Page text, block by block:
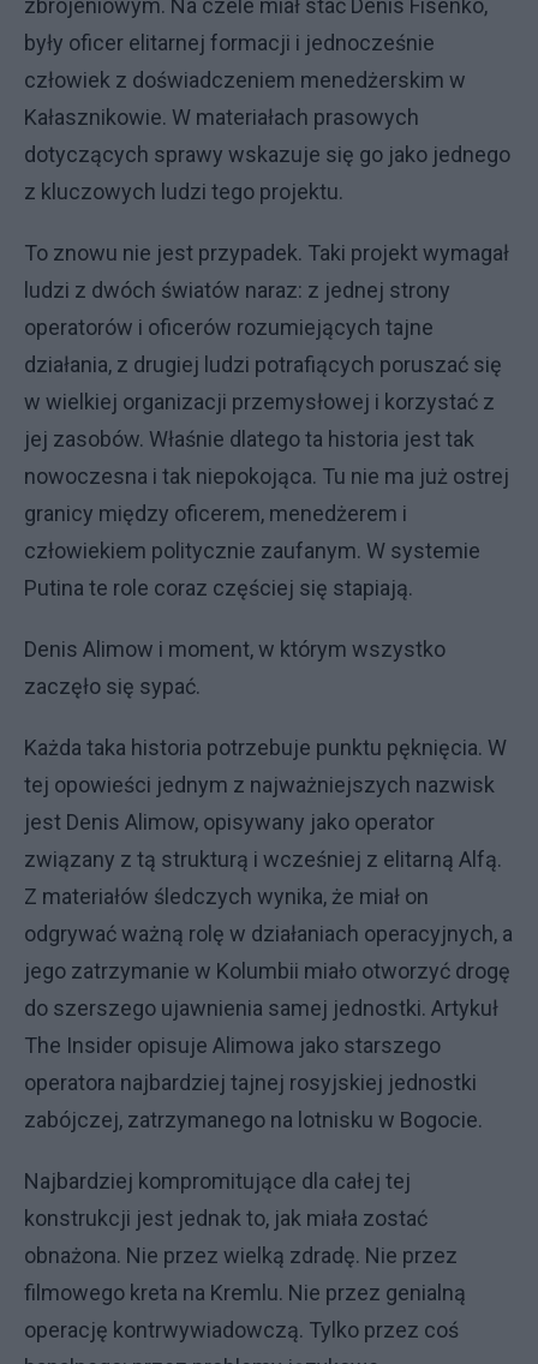
zbrojeniowym. Na czele miał stać Denis Fisenko,
były oficer elitarnej formacji i jednocześnie
człowiek z doświadczeniem menedżerskim w
Kałasznikowie. W materiałach prasowych
dotyczących sprawy wskazuje się go jako jednego
z kluczowych ludzi tego projektu.
To znowu nie jest przypadek. Taki projekt wymagał
ludzi z dwóch światów naraz: z jednej strony
operatorów i oficerów rozumiejących tajne
działania, z drugiej ludzi potrafiących poruszać się
w wielkiej organizacji przemysłowej i korzystać z
jej zasobów. Właśnie dlatego ta historia jest tak
nowoczesna i tak niepokojąca. Tu nie ma już ostrej
granicy między oficerem, menedżerem i
człowiekiem politycznie zaufanym. W systemie
Putina te role coraz częściej się stapiają.
Denis Alimow i moment, w którym wszystko
zaczęło się sypać.
Każda taka historia potrzebuje punktu pęknięcia. W
tej opowieści jednym z najważniejszych nazwisk
jest Denis Alimow, opisywany jako operator
związany z tą strukturą i wcześniej z elitarną Alfą.
Z materiałów śledczych wynika, że miał on
odgrywać ważną rolę w działaniach operacyjnych, a
jego zatrzymanie w Kolumbii miało otworzyć drogę
do szerszego ujawnienia samej jednostki. Artykuł
The Insider opisuje Alimowa jako starszego
operatora najbardziej tajnej rosyjskiej jednostki
zabójczej, zatrzymanego na lotnisku w Bogocie.
Najbardziej kompromitujące dla całej tej
konstrukcji jest jednak to, jak miała zostać
obnażona. Nie przez wielką zdradę. Nie przez
filmowego kreta na Kremlu. Nie przez genialną
operację kontrwywiadowczą. Tylko przez coś